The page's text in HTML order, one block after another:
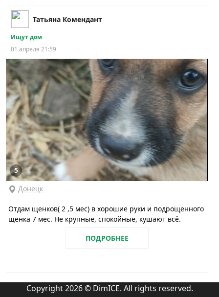
Татьяна Комендант
Ищут дом
01 апреля 21:59
5
Донецк
Отдам щенков( 2 ,5 мес) в хорошие руки и подрощенного
щенка 7 мес. Не крупные, спокойные, кушают всё.
ПОДРОБНЕЕ
Copyright 2026 © DimICE. All rights reserved.